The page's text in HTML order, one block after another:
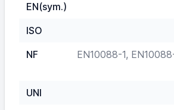
EN(sym.)
ISO
NF
EN10088-1,
UNI